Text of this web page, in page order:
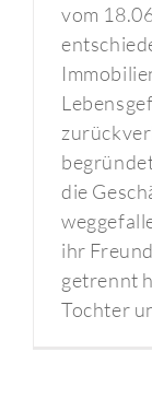
vom
die
ihr
getrennt
Tochter